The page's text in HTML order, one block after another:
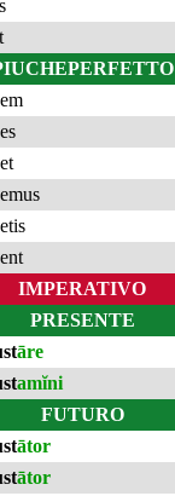
IMPERATIVO
PRESENTE
āre
amĭni
FUTURO
ātor
ātor